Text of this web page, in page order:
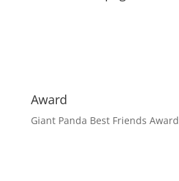
Award
Giant Panda Best Friends Award